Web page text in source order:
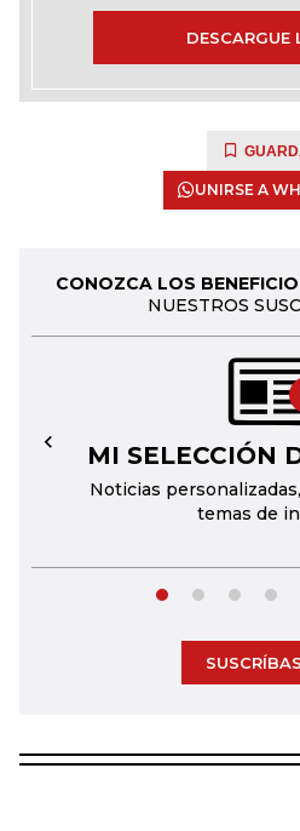
DESCARGUE
UNIRSE A
CONOZCA LOS
NUESTROS
MI SELECCIÓN
Noticias
temas de
←